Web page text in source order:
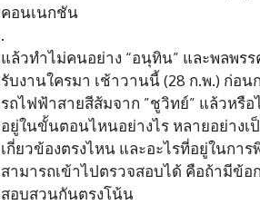
คอนเนกชัน
.
แล้วทำไม่คนอย่าง “อนุทิน” และพลพร
รับงานใครมา เช้าวานนี้ (28 ก.พ.) ก่อน
รถไฟฟ้าสายสีส้มจาก ”ชูวิทย์” แล้วหรื
อยู่ในขั้นตอนไหนอย่างไร หลายอย่างเ
เกี่ยวข้องตรงไหน และอะไรที่อยู่ในกา
สามารถเข้าไปตรวจสอบได้ คือถ้ามีข้
สอบสวนกันตรงโน้น